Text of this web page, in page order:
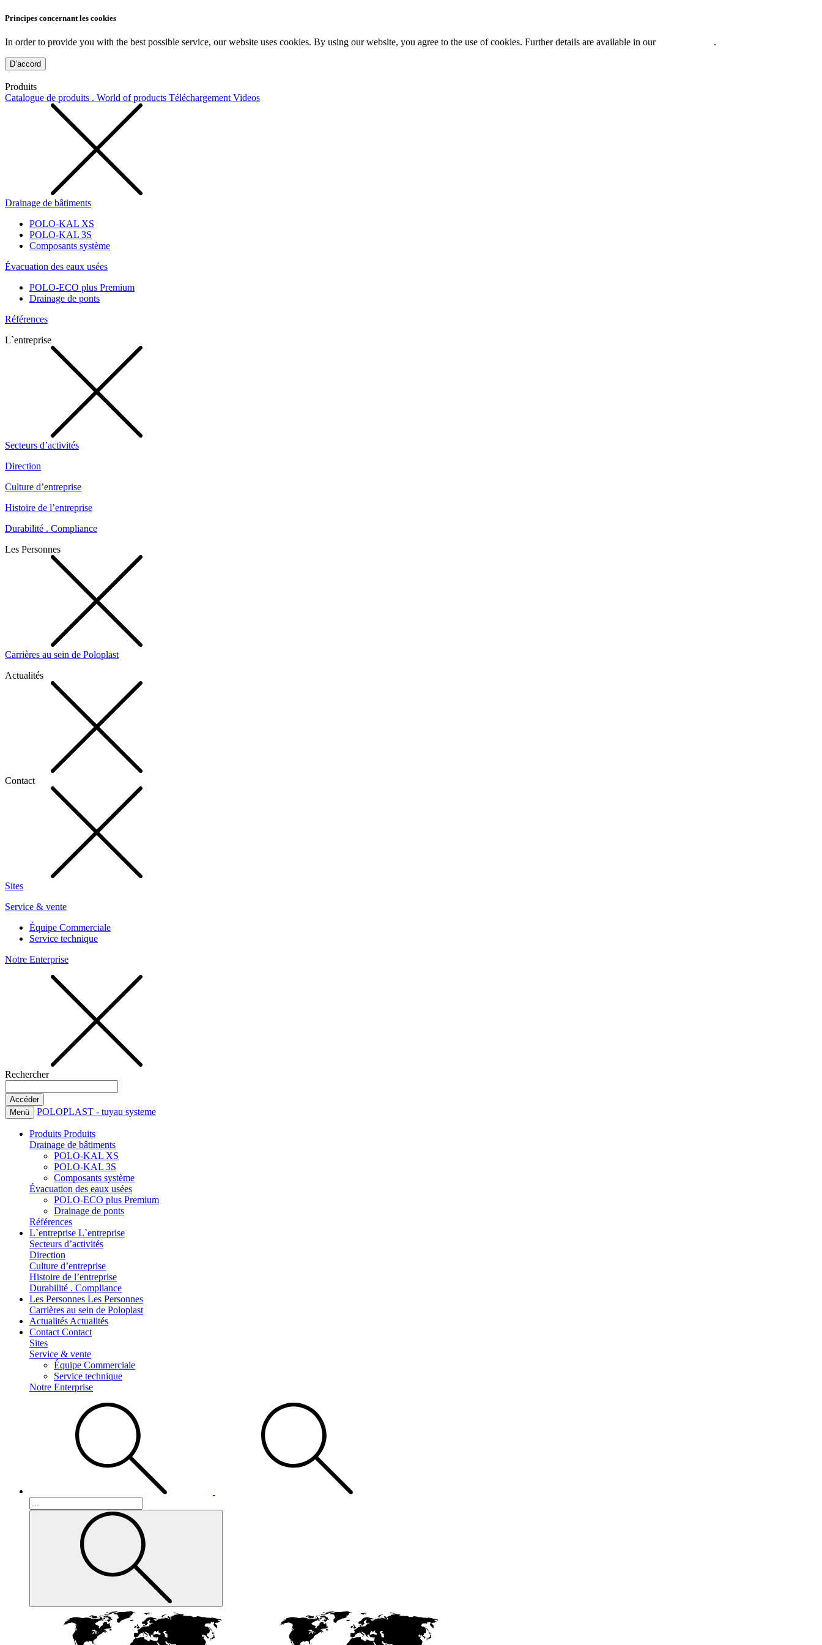
Principes concernant les cookies
In order to provide you with the best possible service, our website uses cookies. By using our website, you agree to the use of cookies. Further details are available in our .
D’accord
Produits
Catalogue de produits . World of products Téléchargement Videos
Drainage de bâtiments
POLO-KAL XS
POLO-KAL 3S
Composants système
Évacuation des eaux usées
POLO-ECO plus Premium
Drainage de ponts
Références
L`entreprise
Secteurs d’activités
Direction
Culture d’entreprise
Histoire de l’entreprise
Durabilité . Compliance
Les Personnes
Carrières au sein de Poloplast
Actualités
Contact
Sites
Service & vente
Équipe Commerciale
Service technique
Notre Enterprise
Rechercher
Menü POLOPLAST - tuyau systeme
Produits Produits
Drainage de bâtiments
POLO-KAL XS
POLO-KAL 3S
Composants système
Évacuation des eaux usées
POLO-ECO plus Premium
Drainage de ponts
Références
L`entreprise L`entreprise
Secteurs d’activités
Direction
Culture d’entreprise
Histoire de l’entreprise
Durabilité . Compliance
Les Personnes Les Personnes
Carrières au sein de Poloplast
Actualités Actualités
Contact Contact
Sites
Service & vente
Équipe Commerciale
Service technique
Notre Enterprise